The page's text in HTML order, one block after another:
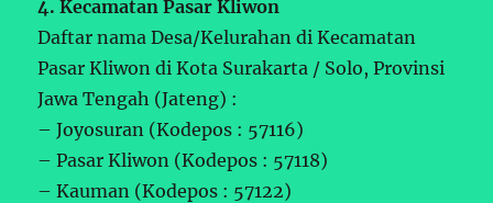
4. Kecamatan Pasar Kliwon
Daftar nama Desa/Kelurahan di Kecamatan
Pasar Kliwon di Kota Surakarta / Solo, Provinsi
Jawa Tengah (Jateng) :
– Joyosuran (Kodepos : 57116)
– Pasar Kliwon (Kodepos : 57118)
– Kauman (Kodepos : 57122)